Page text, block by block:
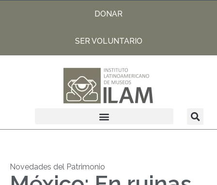
DONAR
SER VOLUNTARIO
Novedades del Patrimonio